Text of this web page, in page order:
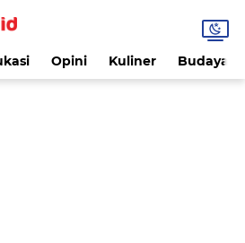
Opini Kuliner Budaya